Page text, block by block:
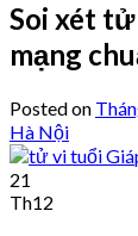
Soi xét tử
mạng
Posted on
Hà Nội
21
Th12